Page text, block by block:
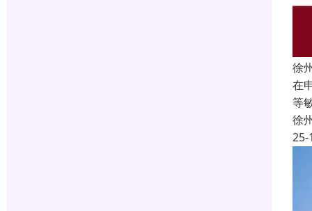
徐
在
等
徐
25-